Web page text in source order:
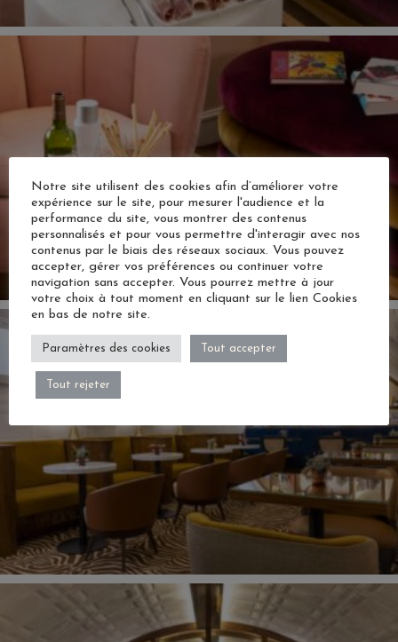
Notre site utilisent des cookies afin d’améliorer votre
expérience sur le site, pour mesurer l'audience et la
performance du site, vous montrer des contenus
personnalisés et pour vous permettre d'interagir avec nos
contenus par le biais des réseaux sociaux. Vous pouvez
accepter, gérer vos préférences ou continuer votre
navigation sans accepter. Vous pourrez mettre à jour
votre choix à tout moment en cliquant sur le lien Cookies
en bas de notre site.
Paramètres des cookies Tout accepter
Tout rejeter